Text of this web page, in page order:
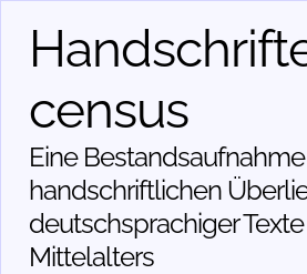
census
Eine
handschriftlichen
deutschsprachiger
Mittelalters